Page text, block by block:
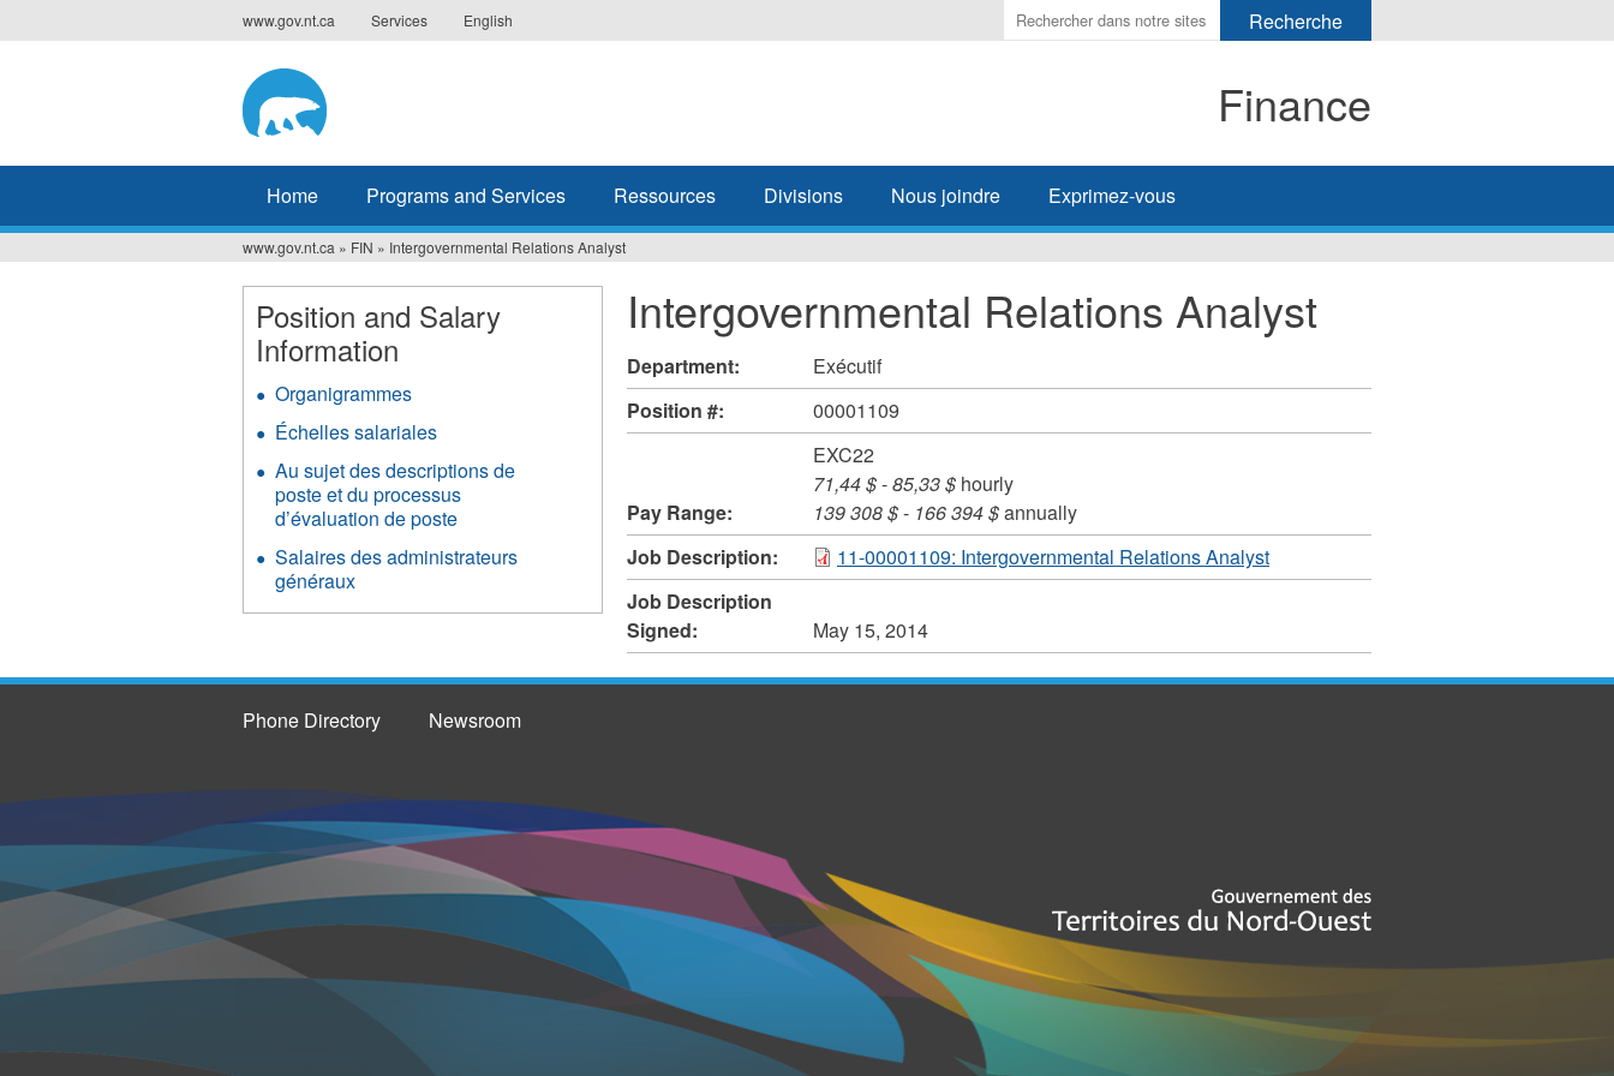
to
www.gov.nt.ca Services English
Enter
the
search
Finance
Home Programs and Services Ressources Divisions Nous joindre Exprimez-vous
You
are
here
www.gov.nt.ca » FIN » Intergovernmental Relations Analyst
Intergovernmental Relations Analyst
Department:
Exécutif
Position #:
00001109
Pay Range:
EXC22
71,44 $-85,33 $hourly
139 308 $- 166 394 $annually
Job Description:
11-00001109: Intergovernmental Relations Analyst
Job Description
Signed:
May 15, 2014
Position and Salary
Information
Organigrammes
Échelles salariales
Au sujet des descriptions de
poste et du processus
d’évaluation de poste
Salaires des administrateurs
généraux
Phone Directory Newsroom